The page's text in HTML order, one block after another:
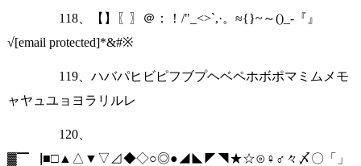
118、【】〖〗＠：！/"_<>`,·。≈{}~～()_-『』
√[email protected]*&#※
119、ハバパヒビピフブプヘベペホボポマミムメモ
ャヤュユョヨラリルレ
120、
▓▔▕■□▲△▼▽⊿◆◇○◎●◢◣◤◥★☆⊙♀♂々〆〇「」